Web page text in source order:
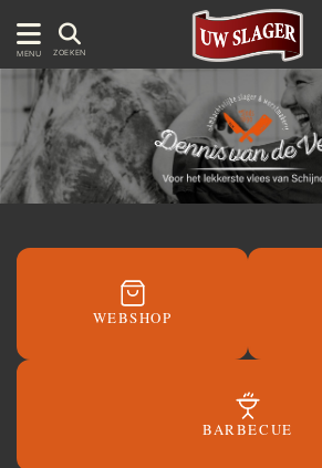
MENU ZOEKEN
WEBSHOP
BARBECUE